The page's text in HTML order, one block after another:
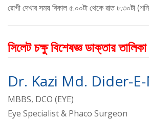
রোগী দেখার সময় বিকাল ৫.০০টা থেকে রাত ৮.৩০টা
সিলেট চক্ষু বিশেষজ্ঞ ডাক্তার তালিকা
Dr. Kazi Md. Dider-
MBBS, DCO (EYE)
Eye Specialist & Phaco Surgeon